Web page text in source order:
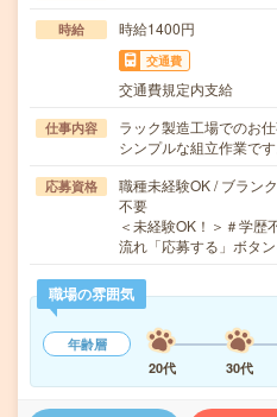
時給 時給1400円
交通費
交通費規定内支給
仕事内容
ラック製造工場でのお
シンプルな組立作業で
応募資格
職種未経験OK / ブラン
不要
＜未経験OK！＞＃学歴
流れ「応募する」ボタ
職場の雰囲気
年齢層
20代
30代